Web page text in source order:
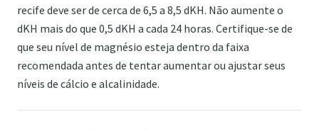
recife deve ser de cerca de 6,5 a 8,5 dKH. Não aumente o
dKH mais do que 0,5 dKH a cada 24 horas. Certifique-se de
que seu nível de magnésio esteja dentro da faixa
recomendada antes de tentar aumentar ou ajustar seus
níveis de cálcio e alcalinidade.